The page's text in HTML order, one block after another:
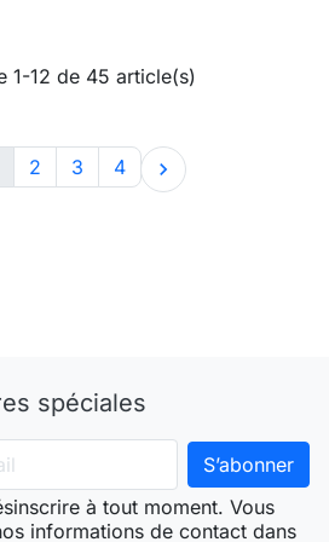
1-12 de 45 article(s)
2 3 4 
spéciales
à tout moment. Vous
informations de contact dans